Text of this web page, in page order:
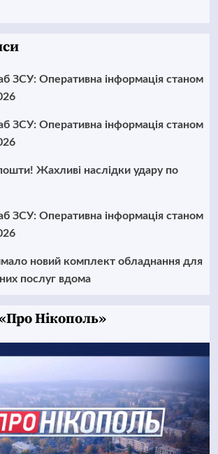
ЗСУ: Оперативна інформація станом
ЗСУ: Оперативна інформація станом
Жахливі наслідки удару по
ЗСУ: Оперативна інформація станом
новий комплект обладнання для
послуг вдома
Нікополь»